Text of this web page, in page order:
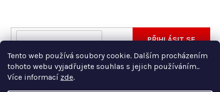
Tento web používá soubory cookie. Dalším procházením
tohoto webu vyjadřujete souhlas s jejich používáním..
Více informací zde.
Vložte svůj e-mail a my vám budeme zasílat informace
E-
Vložením e-mailu souhlasíte spodmínkami ochrany
osobních údajů
PŘIHLÁSIT SE